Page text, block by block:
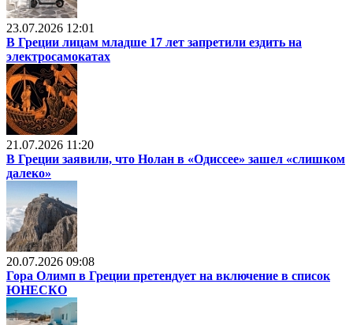
23.07.2026 12:01
В Греции лицам младше 17 лет запретили ездить на
электросамокатах
21.07.2026 11:20
В Греции заявили, что Нолан в «Одиссее» зашел «слишком
далеко»
20.07.2026 09:08
Гора Олимп в Греции претендует на включение в список
ЮНЕСКО